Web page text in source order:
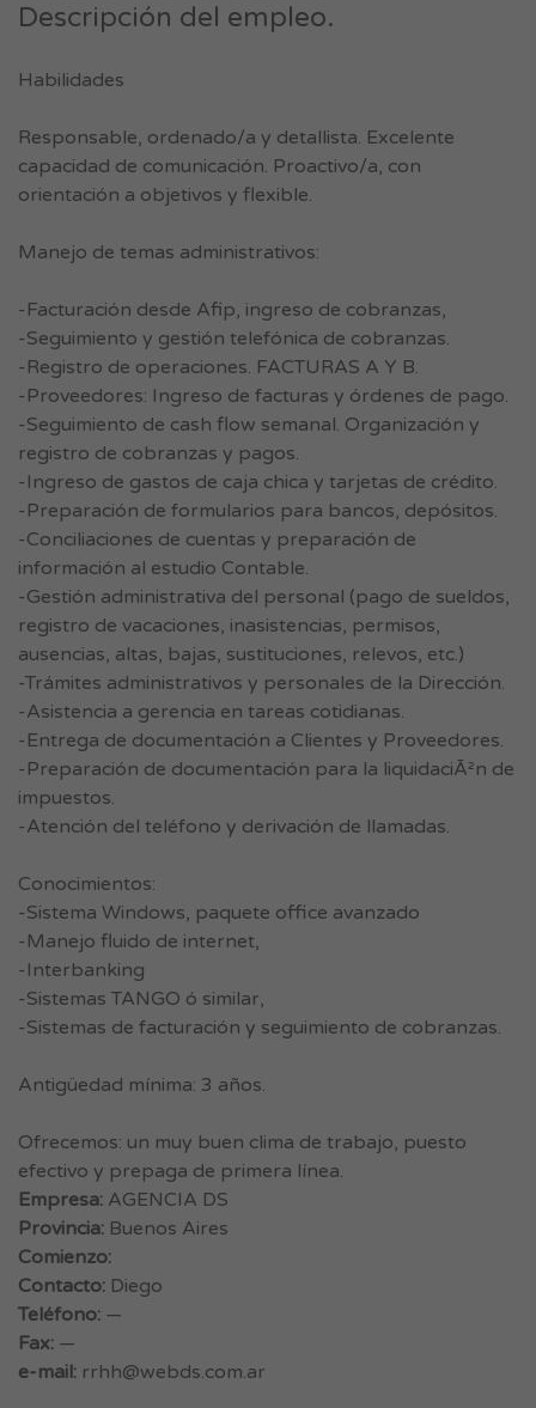
Descripción del empleo.
Habilidades
Responsable, ordenado/a y detallista. Excelente
capacidad de comunicación. Proactivo/a, con
orientación a objetivos y flexible.
Manejo de temas administrativos:
-Facturación desde Afip, ingreso de cobranzas,
-Seguimiento y gestión telefónica de cobranzas.
-Registro de operaciones. FACTURAS A Y B.
-Proveedores: Ingreso de facturas y órdenes de pago.
-Seguimiento de cash flow semanal. Organización y
registro de cobranzas y pagos.
-Ingreso de gastos de caja chica y tarjetas de crédito.
-Preparación de formularios para bancos, depósitos.
-Conciliaciones de cuentas y preparación de
información al estudio Contable.
-Gestión administrativa del personal (pago de sueldos,
registro de vacaciones, inasistencias, permisos,
ausencias, altas, bajas, sustituciones, relevos, etc.)
-Trámites administrativos y personales de la Dirección.
-Asistencia a gerencia en tareas cotidianas.
-Entrega de documentación a Clientes y Proveedores.
-Preparación de documentación para la liquidaciÃ²n de
impuestos.
-Atención del teléfono y derivación de llamadas.
Conocimientos:
-Sistema Windows, paquete office avanzado
-Manejo fluido de internet,
-Interbanking
-Sistemas TANGO ó similar,
-Sistemas de facturación y seguimiento de cobranzas.
Antigüedad mínima: 3 años.
Ofrecemos: un muy buen clima de trabajo, puesto
efectivo y prepaga de primera línea.
Empresa: AGENCIA DS
Provincia: Buenos Aires
Comienzo:
Contacto: Diego
Teléfono: —
Fax: —
e-mail: rrhh@webds.com.ar